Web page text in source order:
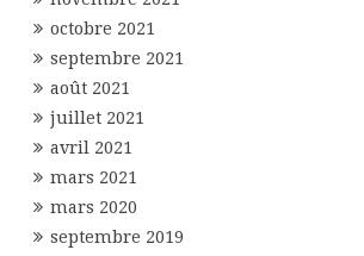
octobre 2021
septembre 2021
août 2021
juillet 2021
avril 2021
mars 2021
mars 2020
septembre 2019